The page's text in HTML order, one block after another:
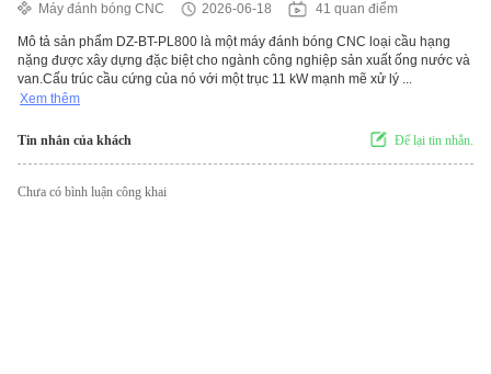
Máy đánh bóng CNC
2026-06-18 41 quan điểm
Mô tả sản phẩm DZ-BT-PL800 là một máy đánh bóng CNC loại cầu hạng
nặng được xây dựng đặc biệt cho ngành công nghiệp sản xuất ống nước và
van.Cấu trúc cầu cứng của nó với một trục 11 kW mạnh mẽ xử lý ...
Xem thêm
Tin nhắn của khách Để lại tin nhắn.
Chưa có bình luận công khai